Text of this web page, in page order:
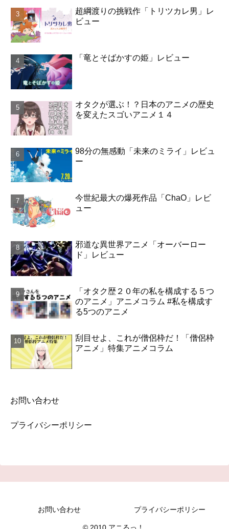
超綱渡りの挑戦作「トリツカレ男」レ
ビュー
「竜とそばかすの姫」レビュー
オタクが選ぶ！？日本のアニメの歴史
を変えたスゴいアニメ１４
98分の無感動「未来のミライ」レビュ
ー
今世紀最大の爆死作品「ChaO」レビ
ュー
邪道な異世界アニメ「オーバーロー
ド」レビュー
「オタク歴２０年の私を構成する５つ
のアニメ」アニメコラム #私を構成す
る5つのアニメ
刮目せよ、これが僧侶枠だ！「僧侶枠
アニメ」特集アニメコラム
お問い合わせ
プライバシーポリシー
お問い合わせ プライバシーポリシー